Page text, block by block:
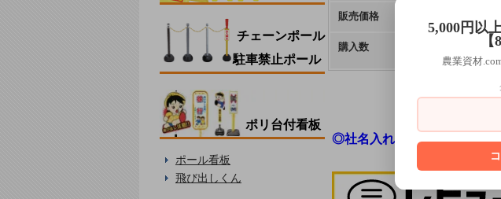
チェーンポール
駐車禁止ポール
ポリ台付看板
ポール看板
飛び出しくん
販売価格
購入数
◎社名入れをご希望の方はご
5,000円以
農業資材